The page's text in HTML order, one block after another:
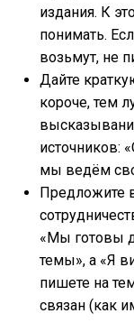
издания. К
понимать.
возьмут, не
Дайте
короче, тем
источников:
мы ведём
Предложите
«Мы готовы
темы», а «Я
пишете на
связан (как